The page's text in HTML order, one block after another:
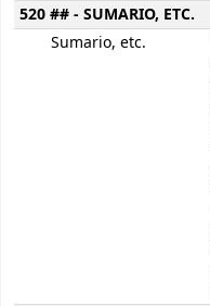
520 ## - SUMARIO, ETC.
Sumario, etc.